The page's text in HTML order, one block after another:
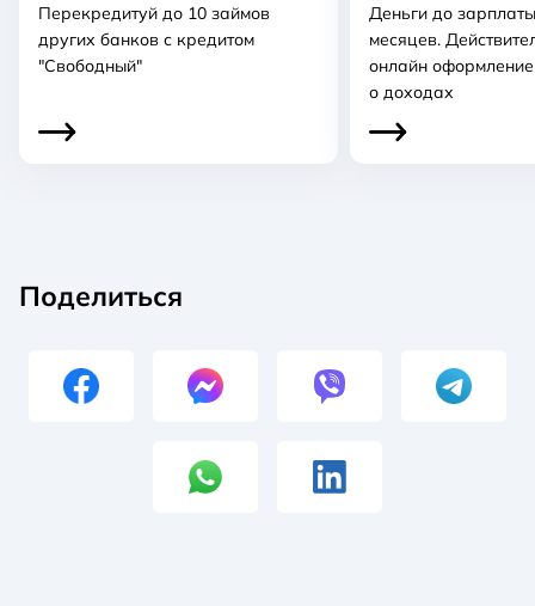
Перекредитуй до 10 займов
других банков с кредитом
"Свободный"
Деньги до
месяцев.
онлайн
о доходах
Поделиться